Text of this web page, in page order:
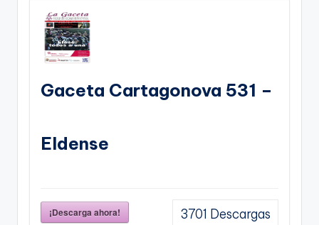
Gaceta Cartagonova 531 –
Eldense
¡Descarga ahora! 3701 Descargas